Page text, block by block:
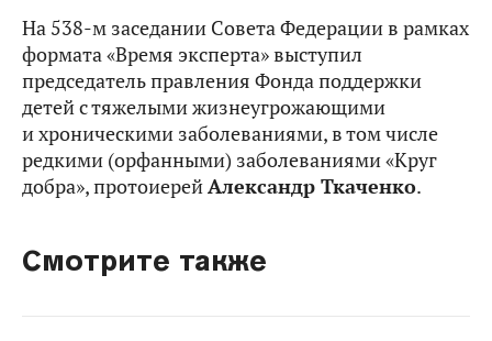
На 538-м заседании Совета Федерации в рамках
формата «Время эксперта» выступил
председатель правления Фонда поддержки
детей с тяжелыми жизнеугрожающими
и хроническими заболеваниями, в том числе
редкими (орфанными) заболеваниями «Круг
добра», протоиерейАлександр Ткаченко.
Смотрите также